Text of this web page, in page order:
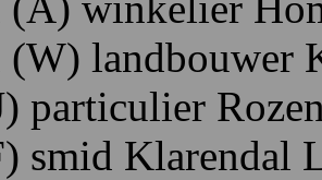
(W) landbouwer
particulier R
smid Klarendal